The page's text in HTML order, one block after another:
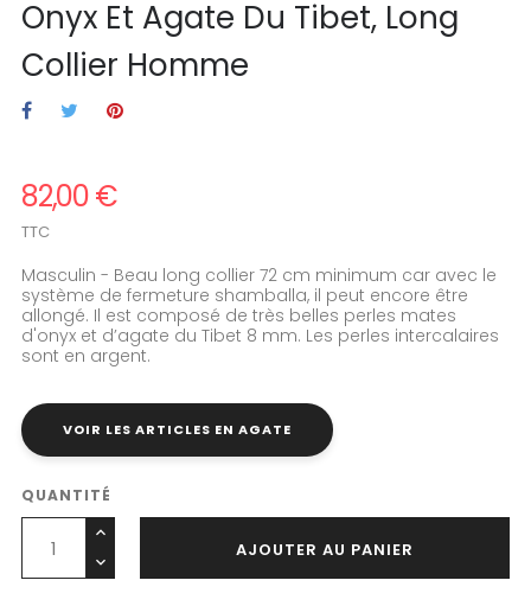
Onyx Et Agate Du Tibet, Long
Collier Homme
82,00 €
TTC
Masculin - Beau long collier 72 cm minimum car avec le
système de fermeture shamballa, il peut encore être
allongé. Il est composé de très belles perles mates
d'onyx et d’agate du Tibet 8 mm. Les perles intercalaires
sont en argent.
VOIR LES ARTICLES EN AGATE
QUANTITÉ
AJOUTER AU PANIER